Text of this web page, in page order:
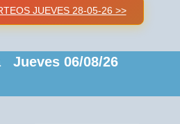
JUEVES 28-05-26 >>
Jueves 06/08/26